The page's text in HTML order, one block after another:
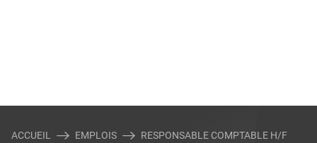
ACCUEIL EMPLOIS RESPONSABLE COMPTABLE H/F